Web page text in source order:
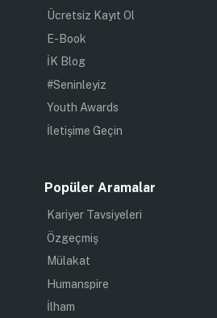
Ücretsiz Kayıt Ol
E-Book
İK Blog
#Seninleyiz
Youth Awards
İletişime Geçin
Popüler Aramalar
Kariyer Tavsiyeleri
Özgeçmiş
Mülakat
Humanspire
İlham